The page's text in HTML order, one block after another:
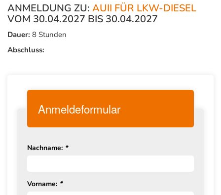
ANMELDUNG ZU: AUII FÜR LKW-DIESEL
VOM 30.04.2027 BIS 30.04.2027
Dauer: 8 Stunden
Abschluss:
Anmeldeformular
Nachname: *
Vorname: *